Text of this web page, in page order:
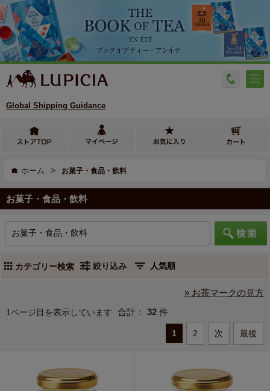
Global Shipping Guidance
ホーム > お菓子・食品・飲料
お菓子・食品・飲料
カテゴリー検索 絞り込み
» お茶マークの見方
1ページ目を表示しています 合計： 32 件
1 2 次 最後